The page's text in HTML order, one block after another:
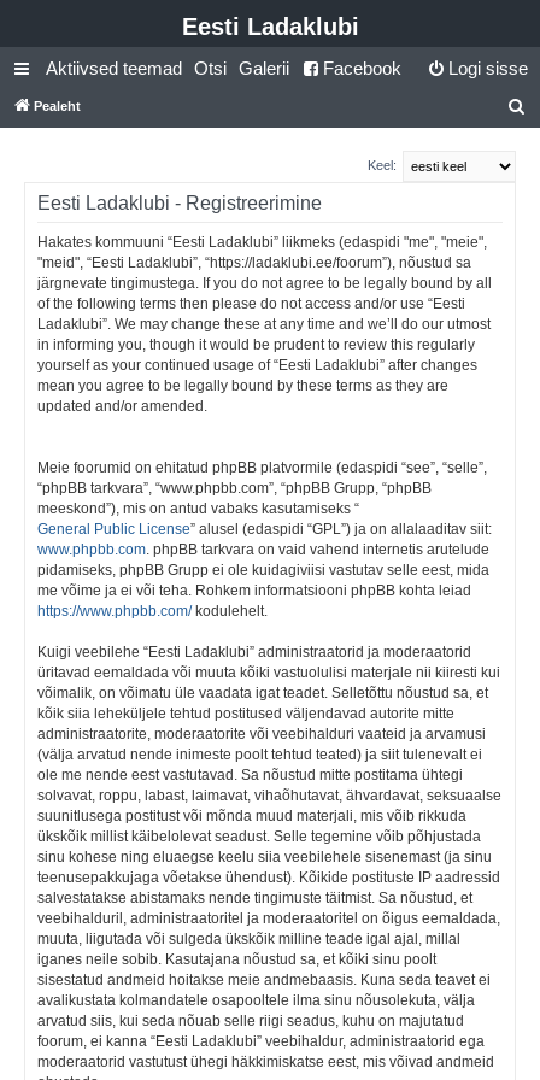
Eesti Ladaklubi
Aktiivsed teemad Otsi Galerii Facebook Logi sisse
Pealeht
t
Keel:
Eesti Ladaklubi - Registreerimine
Hakates kommuuni “Eesti Ladaklubi” liikmeks (edaspidi "me", "meie",
"meid", “Eesti Ladaklubi”, “https://ladaklubi.ee/foorum”), nõustud sa
järgnevate tingimustega. If you do not agree to be legally bound by all
of the following terms then please do not access and/or use “Eesti
Ladaklubi”. We may change these at any time and we’ll do our utmost
in informing you, though it would be prudent to review this regularly
yourself as your continued usage of “Eesti Ladaklubi” after changes
mean you agree to be legally bound by these terms as they are
updated and/or amended.
Meie foorumid on ehitatud phpBB platvormile (edaspidi “see”, “selle”,
“phpBB tarkvara”, “www.phpbb.com”, “phpBB Grupp, “phpBB
meeskond”), mis on antud vabaks kasutamiseks “
General Public License” alusel (edaspidi “GPL”) ja on allalaaditav siit:
www.phpbb.com. phpBB tarkvara on vaid vahend internetis arutelude
pidamiseks, phpBB Grupp ei ole kuidagiviisi vastutav selle eest, mida
me võime ja ei või teha. Rohkem informatsiooni phpBB kohta leiad
https://www.phpbb.com/kodulehelt.
Kuigi veebilehe “Eesti Ladaklubi” administraatorid ja moderaatorid
üritavad eemaldada või muuta kõiki vastuolulisi materjale nii kiiresti kui
võimalik, on võimatu üle vaadata igat teadet. Selletõttu nõustud sa, et
kõik siia leheküljele tehtud postitused väljendavad autorite mitte
administraatorite, moderaatorite või veebihalduri vaateid ja arvamusi
(välja arvatud nende inimeste poolt tehtud teated) ja siit tulenevalt ei
ole me nende eest vastutavad. Sa nõustud mitte postitama ühtegi
solvavat, roppu, labast, laimavat, vihaõhutavat, ähvardavat, seksuaalse
suunitlusega postitust või mõnda muud materjali, mis võib rikkuda
ükskõik millist käibelolevat seadust. Selle tegemine võib põhjustada
sinu kohese ning eluaegse keelu siia veebilehele sisenemast (ja sinu
teenusepakkujaga võetakse ühendust). Kõikide postituste IP aadressid
salvestatakse abistamaks nende tingimuste täitmist. Sa nõustud, et
veebihalduril, administraatoritel ja moderaatoritel on õigus eemaldada,
muuta, liigutada või sulgeda ükskõik milline teade igal ajal, millal
iganes neile sobib. Kasutajana nõustud sa, et kõiki sinu poolt
sisestatud andmeid hoitakse meie andmebaasis. Kuna seda teavet ei
avalikustata kolmandatele osapooltele ilma sinu nõusolekuta, välja
arvatud siis, kui seda nõuab selle riigi seadus, kuhu on majutatud
foorum, ei kanna “Eesti Ladaklubi” veebihaldur, administraatorid ega
moderaatorid vastutust ühegi häkkimiskatse eest, mis võivad andmeid